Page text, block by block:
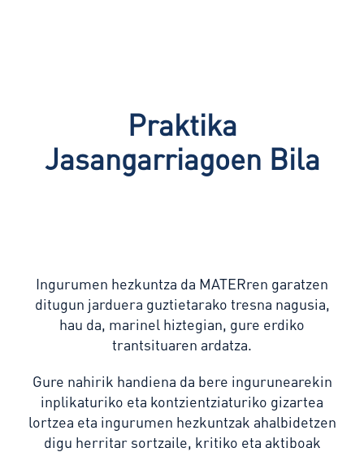
Praktika
Jasangarriagoen Bila
Ingurumen hezkuntza da MATERren garatzen
ditugun jarduera guztietarako tresna nagusia,
hau da, marinel hiztegian, gure erdiko
trantsituaren ardatza.
Gure nahirik handiena da bere ingurunearekin
inplikaturiko eta kontzientziaturiko gizartea
lortzea eta ingurumen hezkuntzak ahalbidetzen
digu herritar sortzaile, kritiko eta aktiboak